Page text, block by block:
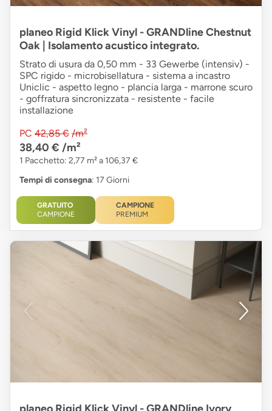
planeo Rigid Klick Vinyl - GRANDline Chestnut
Oak | Isolamento acustico integrato.
Strato di usura da 0,50 mm - 33 Gewerbe (intensiv) -
SPC rigido - microbisellatura - sistema a incastro
Uniclic - aspetto legno - plancia larga - marrone scuro
- goffratura sincronizzata - resistente - facile
installazione
PC 42,85 € /m²
38,40 € /m²
1 Pacchetto: 2,77 m² a 106,37 €
Tempi di consegna: 17 Giorni
GRATUITO
CAMPIONE
CAMPIONE
PREMIUM